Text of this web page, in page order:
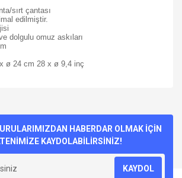
sırt çantası
edilmiştir.
dolgulu omuz askıları
ø 24 cm 28 x ø 9,4 inç
Yorum Yaz
iletebilirsiniz.
için teşekkür ederiz.
bozuk veya görüntülenemiyor.
eksik bilgiler bulunuyor.
HABERDAR OLMAK İÇİN
KAYDOLABİLİRSİNİZ!
KAYDOL